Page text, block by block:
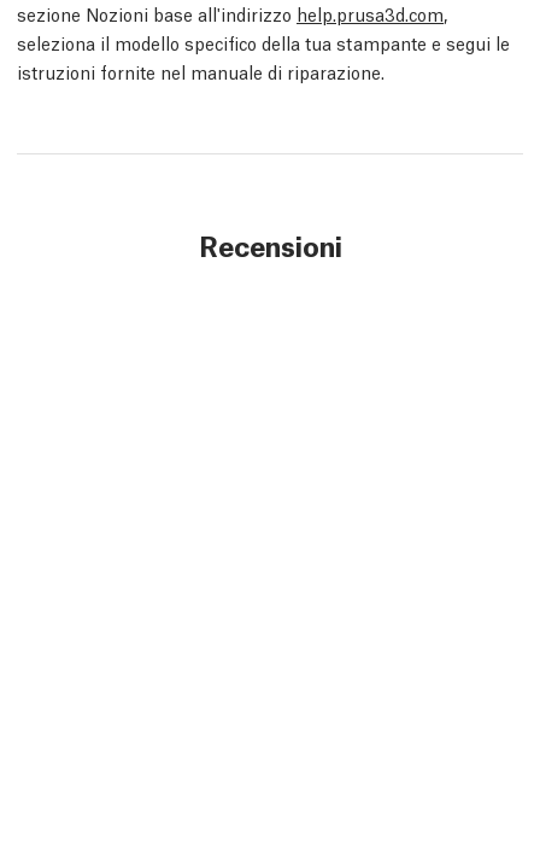
sezione Nozioni base all'indirizzo help.prusa3d.com,
seleziona il modello specifico della tua stampante e segui le
istruzioni fornite nel manuale di riparazione.
Recensioni